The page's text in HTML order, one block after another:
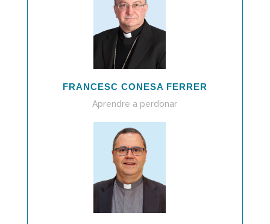
FRANCESC CONESA FERRER
Aprendre a perdonar